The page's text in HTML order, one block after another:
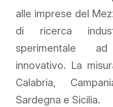
alle imprese del
di ricerca
sperimentale
innovativo. La
Calabria,
Sardegna e Sicilia.